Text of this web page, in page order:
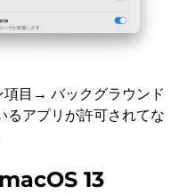
目→ バックグラウンド
るアプリが許可されてな
13